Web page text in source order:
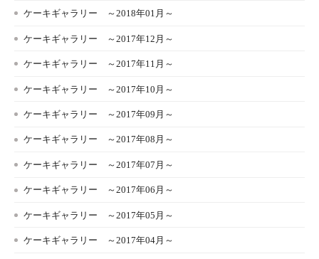
ケーキギャラリー ～2018年01月～
ケーキギャラリー ～2017年12月～
ケーキギャラリー ～2017年11月～
ケーキギャラリー ～2017年10月～
ケーキギャラリー ～2017年09月～
ケーキギャラリー ～2017年08月～
ケーキギャラリー ～2017年07月～
ケーキギャラリー ～2017年06月～
ケーキギャラリー ～2017年05月～
ケーキギャラリー ～2017年04月～